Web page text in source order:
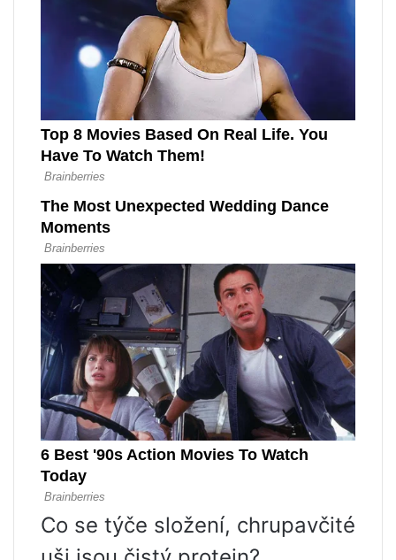
Co se týče složení, chrupavčité